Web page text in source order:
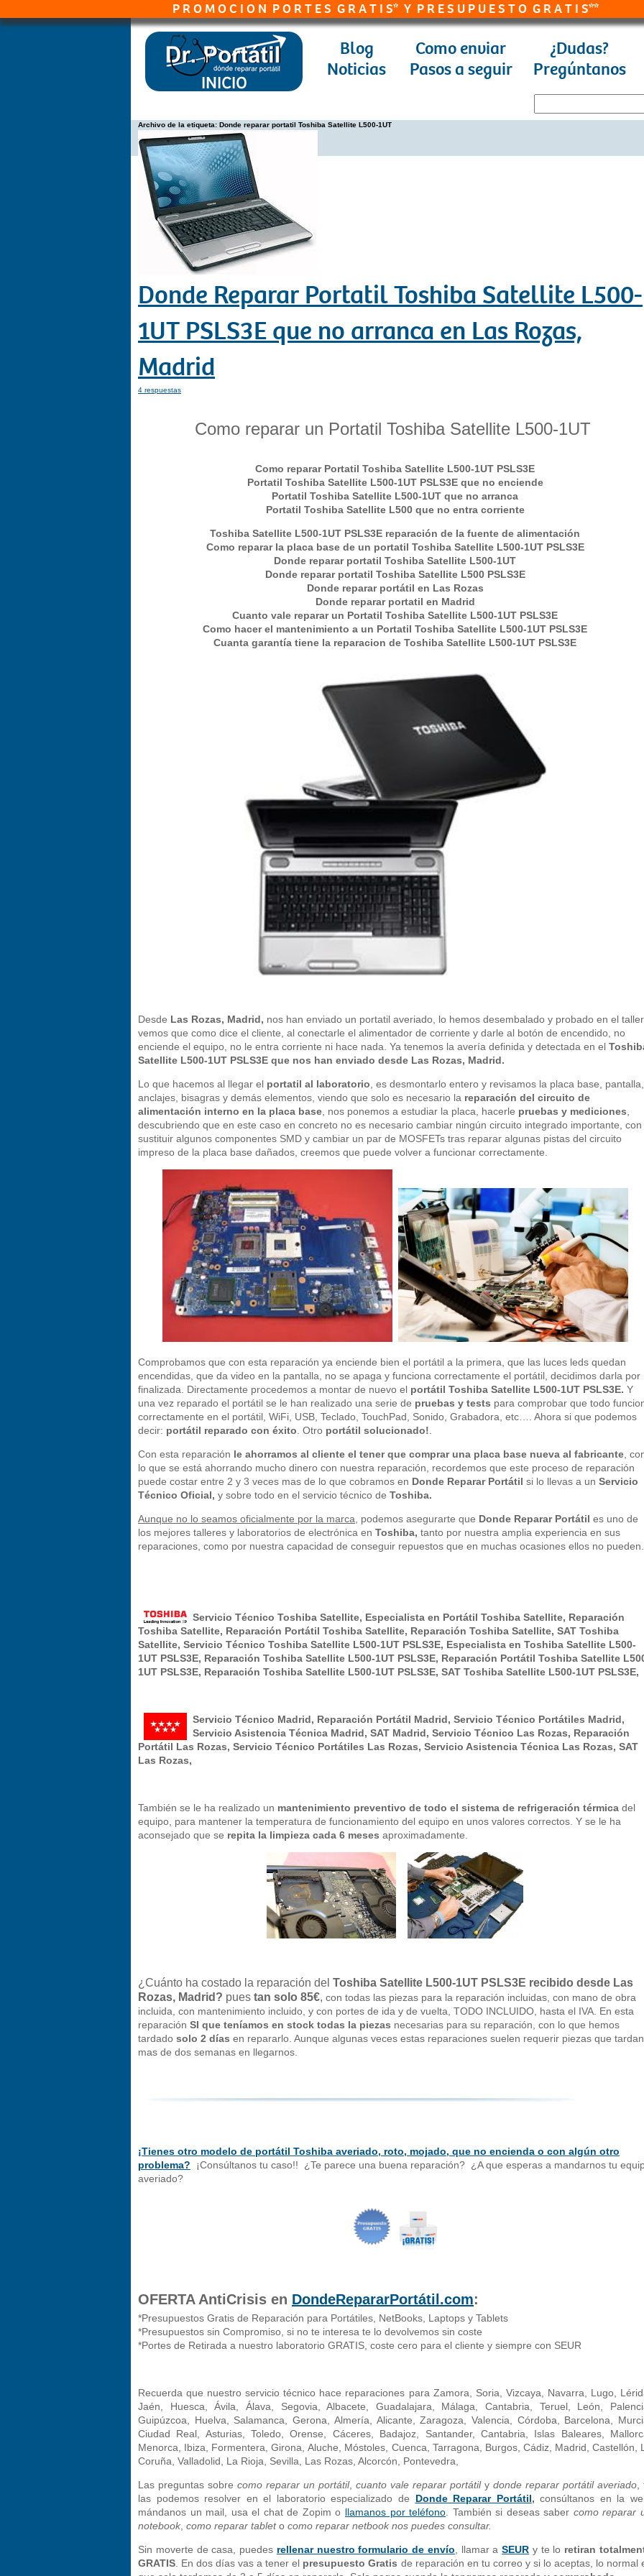
P R O M O C I O N P O R T E S G R A T I S* Y P R E S U P U E S T O G R A T I S**
Blog
Noticias
Como enviar
Pasos a seguir
¿Dudas?
Pregúntanos
Archivo de la etiqueta: Donde reparar portatil Toshiba Satellite L500-1UT
Donde Reparar Portatil Toshiba Satellite L500-
1UT PSLS3E que no arranca en Las Rozas,
Madrid
4 respuestas
Como reparar un Portatil Toshiba Satellite L500-1UT
Como reparar Portatil Toshiba Satellite L500-1UT PSLS3E
Portatil Toshiba Satellite L500-1UT PSLS3E que no enciende
Portatil Toshiba Satellite L500-1UT que no arranca
Portatil Toshiba Satellite L500 que no entra corriente
Toshiba Satellite L500-1UT PSLS3E reparación de la fuente de alimentación
Como reparar la placa base de un portatil Toshiba Satellite L500-1UT PSLS3E
Donde reparar portatil Toshiba Satellite L500-1UT
Donde reparar portatil Toshiba Satellite L500 PSLS3E
Donde reparar portátil en Las Rozas
Donde reparar portatil en Madrid
Cuanto vale reparar un Portatil Toshiba Satellite L500-1UT PSLS3E
Como hacer el mantenimiento a un Portatil Toshiba Satellite L500-1UT PSLS3E
Cuanta garantía tiene la reparacion de Toshiba Satellite L500-1UT PSLS3E
Desde Las Rozas, Madrid, nos han enviado un portatil averiado, lo hemos desembalado y probado en el
vemos que como dice el cliente, al conectarle el alimentador de corriente y darle al botón de encendido, no
enciende el equipo, no le entra corriente ni hace nada. Ya tenemos la avería definida y detectada en el
Satellite L500-1UT PSLS3E que nos han enviado desde Las Rozas, Madrid.
Lo que hacemos al llegar el portatil al laboratorio , es desmontarlo entero y revisamos la placa base, pantalla,
anclajes, bisagras y demás elementos, viendo que solo es necesario la reparación del circuito de
alimentación interno en la placa base , nos ponemos a estudiar la placa, hacerle pruebas y mediciones
descubriendo que en este caso en concreto no es necesario cambiar ningún circuito integrado importante, con
sustituir algunos componentes SMD y cambiar un par de MOSFETs tras reparar algunas pistas del circuito
impreso de la placa base dañados, creemos que puede volver a funcionar correctamente.
Comprobamos que con esta reparación ya enciende bien el portátil a la primera, que las luces leds quedan
encendidas, que da video en la pantalla, no se apaga y funciona correctamente el portátil, decidimos darla por
finalizada. Directamente procedemos a montar de nuevo el portátil Toshiba Satellite L500-1UT PSLS3E. Y
una vez reparado el portátil se le han realizado una serie de pruebas y tests para comprobar que todo
correctamente en el portátil, WiFi, USB, Teclado, TouchPad, Sonido, Grabadora, etc…. Ahora si que podemos
decir: portátil reparado con éxito . Otro portátil solucionado!
Con esta reparación le ahorramos al cliente el tener que comprar una placa base nueva al fabricante ,
lo que se está ahorrando mucho dinero con nuestra reparación, recordemos que este proceso de reparación
puede costar entre 2 y 3 veces mas de lo que cobramos en Donde Reparar Portátil si lo llevas a un Servicio
Técnico Oficial, y sobre todo en el servicio técnico de Toshiba.
Aunque no lo seamos oficialmente por la marca , podemos asegurarte que Donde Reparar Portátil es uno de
los mejores talleres y laboratorios de electrónica en Toshiba, tanto por nuestra amplia experiencia en sus
reparaciones, como por nuestra capacidad de conseguir repuestos que en muchas ocasiones ellos no pueden.
Servicio Técnico Toshiba Satellite, Especialista en Portátil Toshiba Satellite, Reparación
Toshiba Satellite, Reparación Portátil Toshiba Satellite, Reparación Toshiba Satellite, SAT Toshiba
Satellite, Servicio Técnico Toshiba Satellite L500-1UT PSLS3E, Especialista en Toshiba Satellite L500-
1UT PSLS3E, Reparación Toshiba Satellite L500-1UT PSLS3E, Reparación Portátil Toshiba Satellite
1UT PSLS3E, Reparación Toshiba Satellite L500-1UT PSLS3E, SAT Toshiba Satellite L500-1UT PSLS3E,
Servicio Técnico Madrid, Reparación Portátil Madrid, Servicio Técnico Portátiles Madrid,
Servicio Asistencia Técnica Madrid, SAT Madrid, Servicio Técnico Las Rozas, Reparación
Portátil Las Rozas, Servicio Técnico Portátiles Las Rozas, Servicio Asistencia Técnica Las Rozas, SAT
Las Rozas,
También se le ha realizado un mantenimiento preventivo de todo el sistema de refrigeración térmica del
equipo, para mantener la temperatura de funcionamiento del equipo en unos valores correctos. Y se le ha
aconsejado que se repita la limpieza cada 6 meses aproximadamente.
¿Cuánto ha costado la reparación del Toshiba Satellite L500-1UT PSLS3E recibido desde Las
Rozas, Madrid? pues tan solo 85€, con todas las piezas para la reparación incluidas, con mano de obra
incluida, con mantenimiento incluido, y con portes de ida y de vuelta, TODO INCLUIDO, hasta el IVA. En esta
reparación SI que teníamos en stock todas la piezas necesarias para su reparación, con lo que hemos
tardado solo 2 días en repararlo. Aunque algunas veces estas reparaciones suelen requerir piezas que tardan
mas de dos semanas en llegarnos.
¡Tienes otro modelo de portátil Toshiba averiado, roto, mojado, que no encienda o con algún otro
problema?
¡Consúltanos tu caso!! ¿Te parece una buena reparación? ¿A que esperas a mandarnos tu
averiado?
OFERTA AntiCrisis en DondeRepararPortátil.com:
*Presupuestos Gratis de Reparación para Portátiles, NetBooks, Laptops y Tablets
*Presupuestos sin Compromiso, si no te interesa te lo devolvemos sin coste
*Portes de Retirada a nuestro laboratorio GRATIS, coste cero para el cliente y siempre con SEUR
Recuerda que nuestro servicio técnico hace reparaciones para Zamora, Soria, Vizcaya, Navarra, Lugo,
Jaén, Huesca, Ávila, Álava, Segovia, Albacete, Guadalajara, Málaga, Cantabria, Teruel, León,
Guipúzcoa, Huelva, Salamanca, Gerona, Almería, Alicante, Zaragoza, Valencia, Córdoba, Barcelona,
Ciudad Real, Asturias, Toledo, Orense, Cáceres, Badajoz, Santander, Cantabria, Islas Baleares,
Menorca, Ibiza, Formentera, Girona, Aluche, Móstoles, Cuenca, Tarragona, Burgos, Cádiz, Madrid, Castellón,
Coruña, Valladolid, La Rioja, Sevilla, Las Rozas, Alcorcón, Pontevedra,
Las preguntas sobre como reparar un portátil, cuanto vale reparar portátily donde reparar portátil averiado
las podemos resolver en el laboratorio especializado de Donde Reparar Portátil, consúltanos en la
mándanos un mail, usa el chat de Zopim o llamanos por teléfono . También si deseas saber como reparar
notebook como reparar tableto como reparar netbook nos puedes consultar.
Sin moverte de casa, puedes rellenar nuestro formulario de envío , llamar aSEUR y te lo retiran
GRATIS . En dos días vas a tener el presupuesto Gratis de reparación en tu correo y si lo aceptas, lo normal